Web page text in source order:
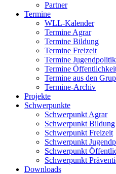
Partner
Termine
WLL-Kalender
Termine Agrar
Termine Bildung
Termine Freizeit
Termine Jugendpolitik
Termine
Termine aus den
Termine-Archiv
Projekte
Schwerpunkte
Schwerpunkt Agrar
Schwerpunkt Bildung
Schwerpunkt Freizeit
Schwerpunkt
Schwerpunkt
Schwerpunkt
Downloads